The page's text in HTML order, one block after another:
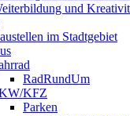
und
im Stadtgebiet
RadRundUm
KFZ
Parken